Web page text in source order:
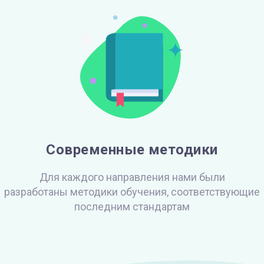
Современные методики
Для каждого направления нами были
разработаны методики обучения, соответствующие
последним стандартам